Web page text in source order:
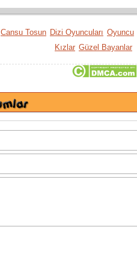
Cansu Tosun Dizi Oyuncuları Oyuncu
Kızlar Güzel Bayanlar